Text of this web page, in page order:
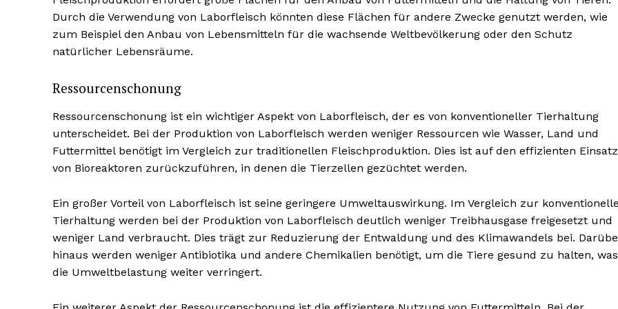
Durch die Verwendung von Laborfleisch könnten diese Flächen für andere Zwecke genutzt werden, wie
zum Beispiel den Anbau von Lebensmitteln für die wachsende Weltbevölkerung oder den Schutz
natürlicher Lebensräume.
Ressourcenschonung
Ressourcenschonung ist ein wichtiger Aspekt von Laborfleisch, der es von konventioneller Tierhaltung
unterscheidet. Bei der Produktion von Laborfleisch werden weniger Ressourcen wie Wasser, Land und
Futtermittel benötigt im Vergleich zur traditionellen Fleischproduktion. Dies ist auf den effizienten Einsatz
von Bioreaktoren zurückzuführen, in denen die Tierzellen gezüchtet werden.
Ein großer Vorteil von Laborfleisch ist seine geringere Umweltauswirkung. Im Vergleich zur
Tierhaltung werden bei der Produktion von Laborfleisch deutlich weniger Treibhausgase freigesetzt und
weniger Land verbraucht. Dies trägt zur Reduzierung der Entwaldung und des Klimawandels bei.
hinaus werden weniger Antibiotika und andere Chemikalien benötigt, um die Tiere gesund zu halten, was
die Umweltbelastung weiter verringert.